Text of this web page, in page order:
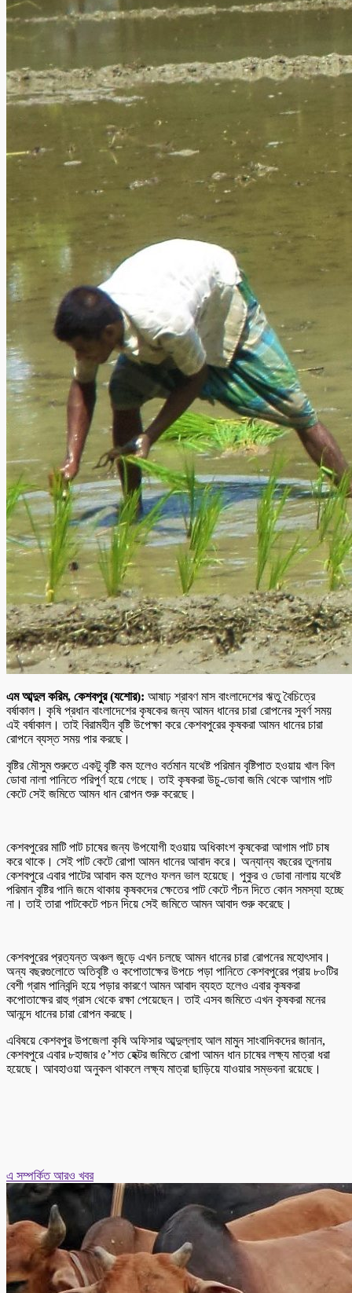
এম আব্দুল করিম, কেশবপুর (যশোর): আষাঢ় শ্রাবণ মাস বাংলাদেশের ঋতু বৈচিত্রে
বর্ষাকাল। কৃষি প্রধান বাংলাদেশের কৃষকের জন্য আমন ধানের চারা রোপনের সুবর্ণ সময়
এই বর্ষাকাল। তাই বিরামহীন বৃষ্টি উপেক্ষা করে কেশবপুরের কৃষকরা আমন ধানের চারা
রোপনে ব্যস্ত সময় পার করছে।
বৃষ্টির মৌসুম শুরুতে একটু বৃষ্টি কম হলেও বর্তমান যথেষ্ট পরিমান বৃষ্টিপাত হওয়ায় খাল বিল
ডোবা নালা পানিতে পরিপুর্ণ হয়ে গেছে। তাই কৃষকরা উচু-ডোবা জমি থেকে আগাম পাট
কেটে সেই জমিতে আমন ধান রোপন শুরু করেছে।
কেশবপুরের মাটি পাট চাষের জন্য উপযোগী হওয়ায় অধিকাংশ কৃষকেরা আগাম পাট চাষ
করে থাকে। সেই পাট কেটে রোপা আমন ধানের আবাদ করে। অন্যান্য বছরের তুলনায়
কেশবপুরে এবার পাটের আবাদ কম হলেও ফলন ভাল হয়েছে। পুকুর ও ডোবা নালায় যথেষ্ট
পরিমান বৃষ্টির পানি জমে থাকায় কৃষকদের ক্ষেতের পাট কেটে পঁচন দিতে কোন সমস্যা হচ্ছে
না। তাই তারা পাটকেটে পচন দিয়ে সেই জমিতে আমন আবাদ শুরু করেছে।
কেশবপুরের প্রত্যন্ত অঞ্চল জুড়ে এখন চলছে আমন ধানের চারা রোপনের মহোৎসাব।
অন্য বছরগুলোতে অতিবৃষ্টি ও কপোতাক্ষের উপচে পড়া পানিতে কেশবপুরের প্রায় ৮০টির
বেশী গ্রাম পানিবন্দি হয়ে পড়ার কারণে আমন আবাদ ব্যহত হলেও এবার কৃষকরা
কপোতাক্ষের রাহু গ্রাস থেকে রক্ষা পেয়েছেন। তাই এসব জমিতে এখন কৃষকরা মনের
আনন্দে ধানের চারা রোপন করছে।
এবিষয়ে কেশবপুর উপজেলা কৃষি অফিসার আব্দুল্লাহ আল মামুন সাংবাদিকদের জানান,
কেশবপুরে এবার ৮হাজার ৫’শত হেক্টর জমিতে রোপা আমন ধান চাষের লক্ষ্য মাত্রা ধরা
হয়েছে। আবহাওয়া অনুকল থাকলে লক্ষ্য মাত্রা ছাড়িয়ে যাওয়ার সম্ভবনা রয়েছে।
এ সম্পর্কিত আরও খবর